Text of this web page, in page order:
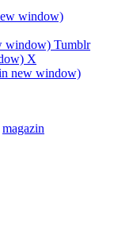
window)
window) Tumblr
X
new window)
magazin